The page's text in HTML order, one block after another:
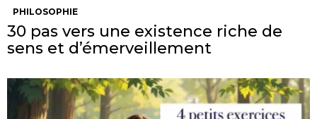
PHILOSOPHIE
30 pas vers une existence riche de
sens et d’émerveillement